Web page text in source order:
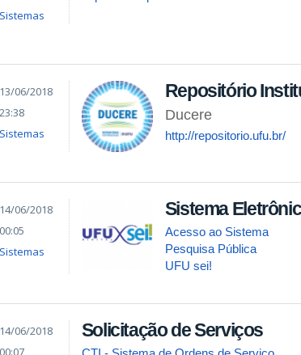
Sistemas
13/06/2018
23:38
Sistemas
Repositório
Ducere
http://repositorio.ufu.br/
14/06/2018
00:05
Sistemas
Sistema
Acesso ao Sistema
Pesquisa Pública
UFU sei!
14/06/2018
00:07
Solicitação de Serviços